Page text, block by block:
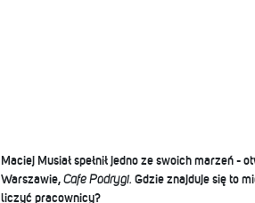
Maciej Musiał spełnił jedno ze swoich marzeń -
Warszawie, Cafe Podrygi. Gdzie znajduje się to
liczyć pracownicy?